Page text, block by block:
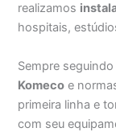
realizamos
hospitais,
Sempre
Komeco e
primeira linha e
com seu